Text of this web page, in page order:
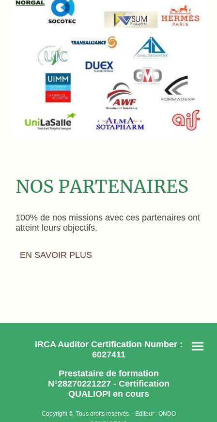
NOS PARTENAIRES
100% de nos missions avec ces partenaires ont
atteint leurs objectifs.
EN SAVOIR PLUS
IRCA Auditor Certification Number :
6027411
Prestataire de formation
N°28270221227 - Certification
QUALIOPI en cours
Copyright ©. Tous droits réservés. - Editeur : ONDO